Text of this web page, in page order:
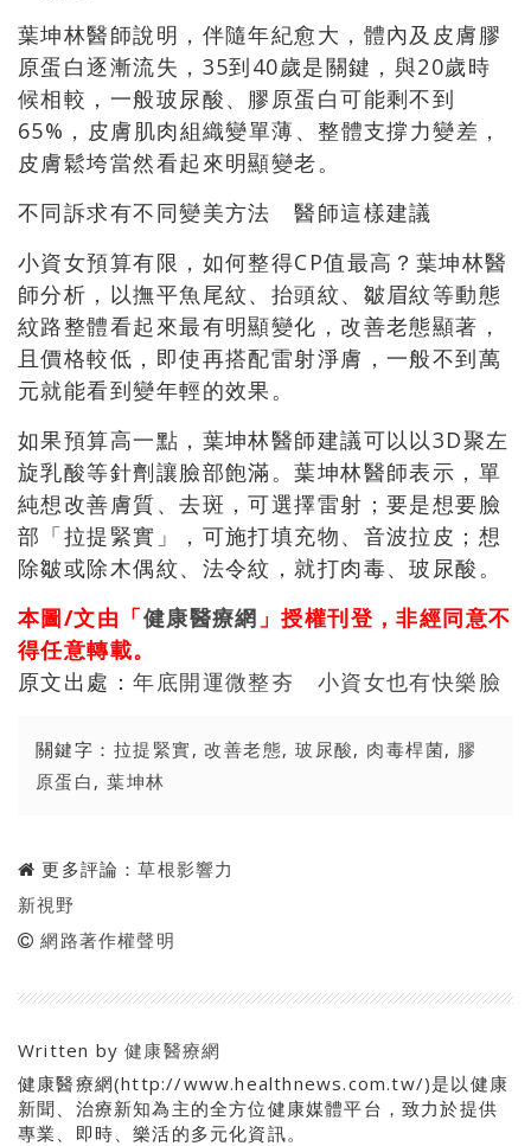
葉坤林醫師說明，伴隨年紀愈大，體內及皮膚膠
原蛋白逐漸流失，35到40歲是關鍵，與20歲時
候相較，一般玻尿酸、膠原蛋白可能剩不到
65%，皮膚肌肉組織變單薄、整體支撐力變差，
皮膚鬆垮當然看起來明顯變老。
不同訴求有不同變美方法 醫師這樣建議
小資女預算有限，如何整得CP值最高？葉坤林醫
師分析，以撫平魚尾紋、抬頭紋、皺眉紋等動態
紋路整體看起來最有明顯變化，改善老態顯著，
且價格較低，即使再搭配雷射淨膚，一般不到萬
元就能看到變年輕的效果。
如果預算高一點，葉坤林醫師建議可以以3D聚左
旋乳酸等針劑讓臉部飽滿。葉坤林醫師表示，單
純想改善膚質、去斑，可選擇雷射；要是想要臉
部「拉提緊實」，可施打填充物、音波拉皮；想
除皺或除木偶紋、法令紋，就打肉毒、玻尿酸。
本圖/文由「健康醫療網 」授權刊登，非經同意不
得任意轉載。
原文出處：年底開運微整夯 小資女也有快樂臉
關鍵字： 拉提緊實,改善老態,玻尿酸, 肉毒桿菌, 膠
原蛋白 ,葉坤林
更多評論：草根影響力
新視野
網路著作權聲明
Written by健康醫療網
健康醫療網(http://www.healthnews.com.tw/)是以健康
新聞、治療新知為主的全方位健康媒體平台，致力於提供
專業、即時、樂活的多元化資訊。